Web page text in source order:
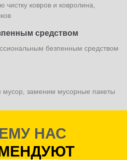
ковров и ковролина,
средством
безпенным средством
заменим мусорные пакеты
раковины
специальными средствами,
по полочкам
все по полочкам, разложим по
НАС